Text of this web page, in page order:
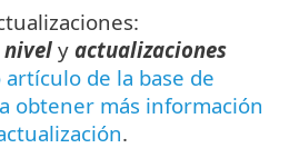
nivel y actualizaciones
de la base de
obtener más información
.